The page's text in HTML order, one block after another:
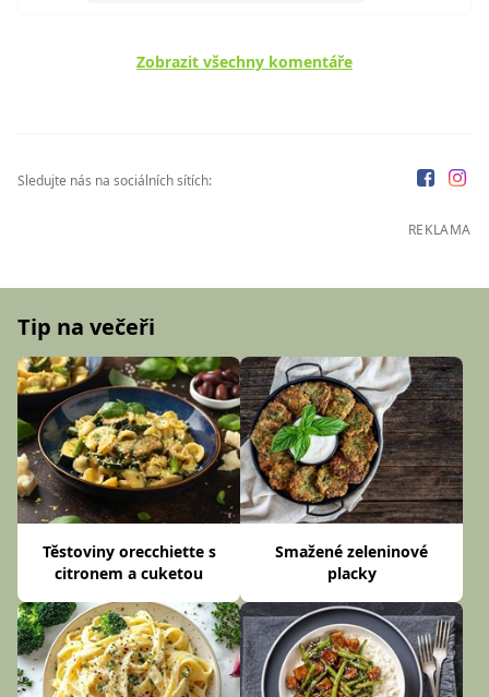
Zobrazit všechny komentáře
Sledujte nás na sociálních sítích:
REKLAMA
Tip na večeři
Těstoviny orecchiette s
citronem a cuketou
Smažené zeleninové
placky